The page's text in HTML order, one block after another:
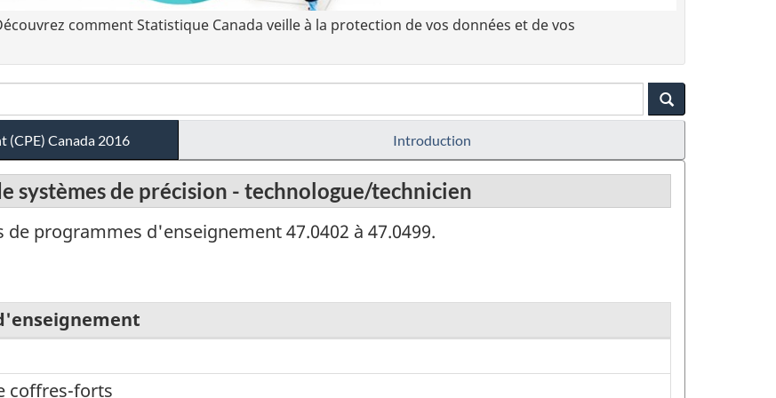
comment Statistique Canada veille à la protection de vos données et de vos
(CPE) Canada 2016 Introduction
systèmes de précision - technologue/technicien
programmes d'enseignement 47.0402 à 47.0499.
coffres-forts